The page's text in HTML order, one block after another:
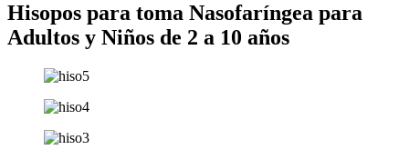
Hisopos para toma Nasofaríngea para
Adultos y Niños de 2 a 10 años